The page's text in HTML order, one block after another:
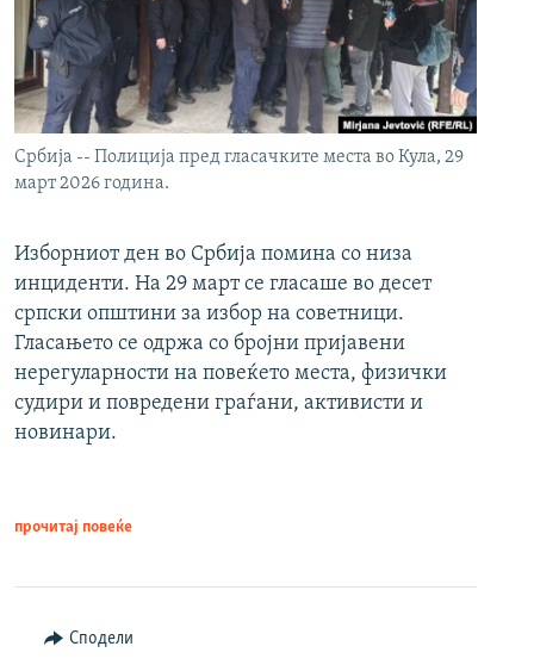
Србија -- Полиција пред гласачките места во Кула, 29
март 2026 година.
Изборниот ден во Србија помина со низа
инциденти. На 29 март се гласаше во десет
српски општини за избор на советници.
Гласањето се одржа со бројни пријавени
нерегуларности на повеќето места, физички
судири и повредени граѓани, активисти и
новинари.
прочитај повеќе
Сподели